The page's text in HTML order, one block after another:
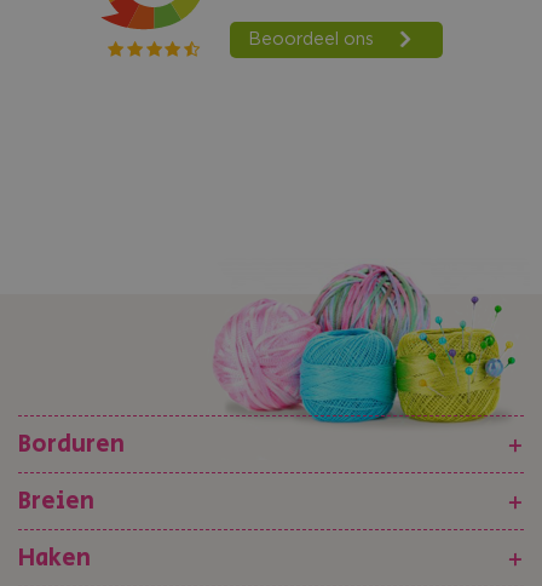
Borduren
+
Breien
+
Haken
+